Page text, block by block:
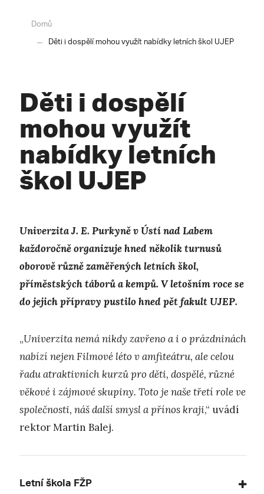
Domů
Děti i dospělí mohou využít nabídky letních škol UJEP
Děti i dospělí
mohou využít
nabídky letních
škol UJEP
Univerzita J. E. Purkyně v Ústí nad Labem
každoročně organizuje hned několik turnusů
oborově různě zaměřených letních škol,
příměstských táborů a kempů. V letošním roce se
do jejich přípravy pustilo hned pět fakult UJEP.
„Univerzita nemá nikdy zavřeno a i o prázdninách
nabízí nejen Filmové léto v amfiteátru, ale celou
řadu atraktivních kurzů pro děti, dospělé, různé
věkové i zájmové skupiny. Toto je naše třetí role ve
společnosti, náš další smysl a přínos kraji,“ uvádí
rektor Martin Balej.
Letní škola FŽP